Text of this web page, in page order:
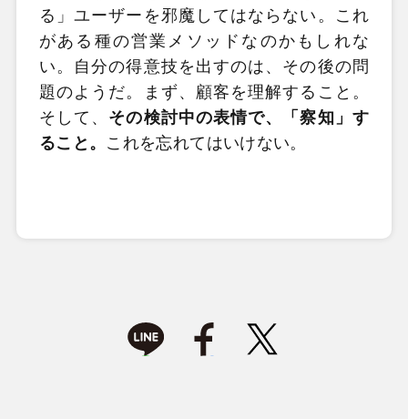
る」ユーザーを邪魔してはならない。これ
がある種の営業メソッドなのかもしれな
い。自分の得意技を出すのは、その後の問
題のようだ。まず、顧客を理解すること。
そして、 その検討中の表情で、「察知」す
ること。 これを忘れてはいけない。